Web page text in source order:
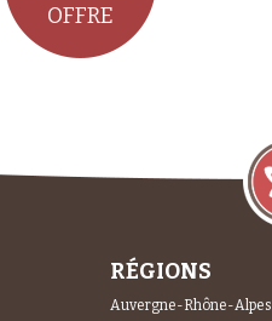
OFFRE
RÉGIONS
Auvergne-Rhône-Alpes